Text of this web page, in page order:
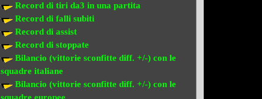
Record di tiri da3 in una partita
Record di falli subiti
Record di assist
Record di stoppate
Bilancio (vittorie sconfitte diff. +/-) con le
squadre italiane
Bilancio (vittorie sconfitte diff. +/-) con le